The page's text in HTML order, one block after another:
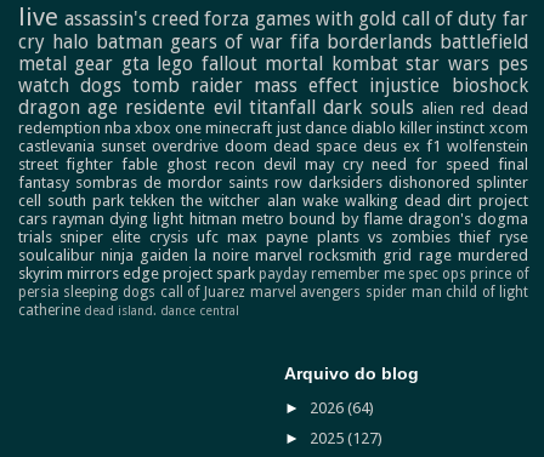
live assassin's creed forza games with gold call of duty far
cry halo batman gears of war fifa borderlands battlefield
metal gear gta lego fallout mortal kombat star wars pes
watch dogs tomb raider mass effect injustice bioshock
dragon age residente evil titanfall dark souls alien red dead
redemption nba xbox one minecraft just dance diablo killer instinct xcom
castlevania sunset overdrive doom dead space deus ex f1 wolfenstein
street fighter fable ghost recon devil may cry need for speed final
fantasy sombras de mordor saints row darksiders dishonored splinter
cell
south park tekken the witcher alan wake walking dead dirt project
cars rayman dying light hitman metro bound by flame dragon's dogma
trials sniper elite crysis ufc max payne plants vs zombies thief ryse
soulcalibur ninja gaiden la noire marvel rocksmith grid rage murdered
skyrim mirrors edge project spark payday remember me spec ops prince of
persia sleeping dogs call of Juarez marvel avengers spider man child of light
catherine dead island. dance central
Arquivo do blog
► 2026 (64)
► 2025 (127)